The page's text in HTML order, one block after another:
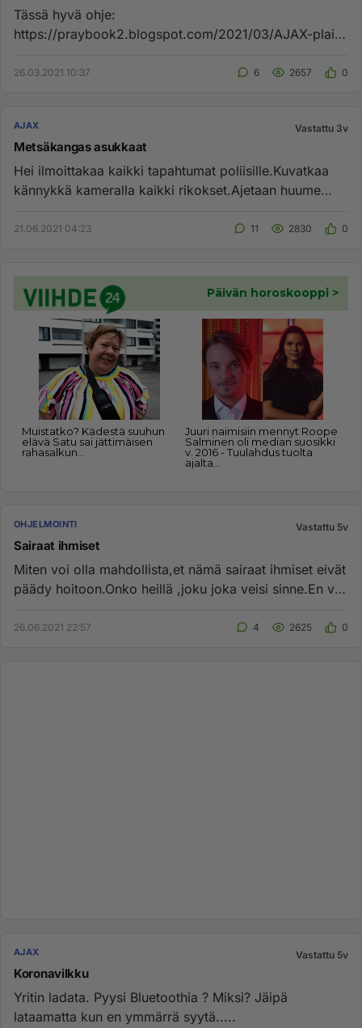
Tässä hyvä ohje:
https://praybook2.blogspot.com/2021/03/AJAX-plain-
26.03.2021 10:37 6 2657 0
AJAX Vastattu 3v
Metsäkangas asukkaat
Hei ilmoittakaa kaikki tapahtumat poliisille.Kuvatkaa
kännykkä kameralla kaikki rikokset.Ajetaan huume
21.06.2021 04:23 11 2830 0
OHJELMOINTI Vastattu 5v
Sairaat ihmiset
Miten voi olla mahdollista,et nämä sairaat ihmiset eivät
päädy hoitoon.Onko heillä ,joku joka veisi sinne.En voi
26.06.2021 22:57 4 2625 0
AJAX Vastattu 5v
Koronavilkku
Yritin ladata. Pyysi Bluetoothia ? Miksi? Jäipä
lataamatta kun en ymmärrä syytä.....